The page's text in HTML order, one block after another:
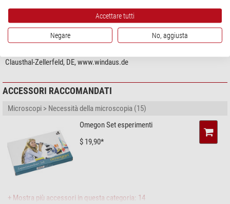
Fotocamera digitale integrata
-
Portafiltro
-
Diaframma di campo
Tavolino traslatore
Borsa anti-polvere
si
Generale
Didattica
Campi di utilizzo
Contrasto per interferenza
SICUREZZA DEL PRODOTTO
Clausthal-Zellerfeld, DE, www.windaus.de
ACCESSORI RACCOMANDATI
Microscopi > Necessità della microscopia (15)
Omegon Set esperimenti
$ 19,90*
+ Mostra più accessori in questa categoria: 14
Accettare tutti
Negare No, aggiusta